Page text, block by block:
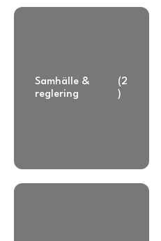
Samhälle &
reglering
(2
)